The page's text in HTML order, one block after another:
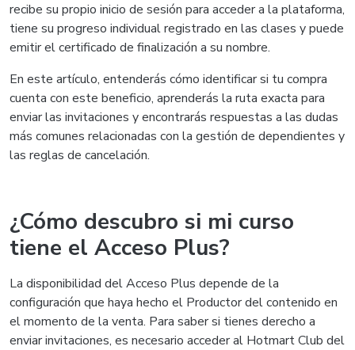
recibe su propio inicio de sesión para acceder a la plataforma,
tiene su progreso individual registrado en las clases y puede
emitir el certificado de finalización a su nombre.
En este artículo, entenderás cómo identificar si tu compra
cuenta con este beneficio, aprenderás la ruta exacta para
enviar las invitaciones y encontrarás respuestas a las dudas
más comunes relacionadas con la gestión de dependientes y
las reglas de cancelación.
¿Cómo descubro si mi curso
tiene el Acceso Plus?
La disponibilidad del Acceso Plus depende de la
configuración que haya hecho el Productor del contenido en
el momento de la venta. Para saber si tienes derecho a
enviar invitaciones, es necesario acceder al Hotmart Club del